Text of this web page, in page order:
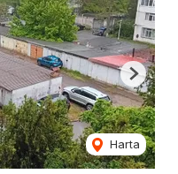
Harta
Next